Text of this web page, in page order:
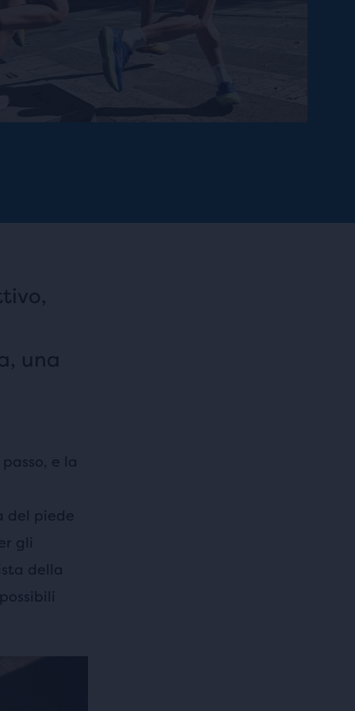
una
e la
del piede
gli
della